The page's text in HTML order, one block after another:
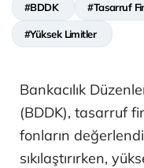
#BDDK #Tasarruf
#Yüksek Limitler
Bankacılık
(BDDK), tasarruf
fonların
sıkılaştırırken,